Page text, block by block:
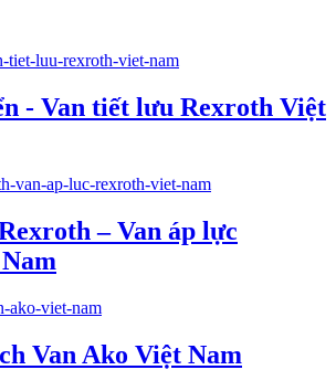
- Van tiết lưu Rexroth Việt
– Van áp lực
Van Ako Việt Nam